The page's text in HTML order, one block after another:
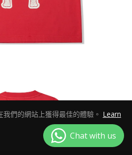
們的網站上獲得最佳的體驗。 Learn